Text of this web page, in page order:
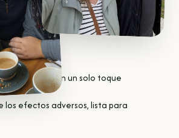
para compartir información
consulta sea más útil, más
listo con un solo toque
los efectos adversos, lista para